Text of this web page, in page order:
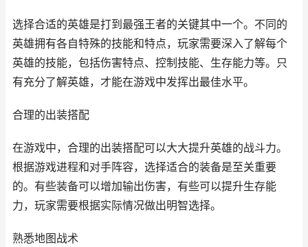
选择合适的英雄是打到最强王者的关键其中一个。不同的
英雄拥有各自特殊的技能和特点，玩家需要深入了解每个
英雄的技能，包括伤害特点、控制技能、生存能力等。只
有充分了解英雄，才能在游戏中发挥出最佳水平。
合理的出装搭配
在游戏中，合理的出装搭配可以大大提升英雄的战斗力。
根据游戏进程和对手阵容，选择适合的装备是至关重要
的。有些装备可以增加输出伤害，有些可以提升生存能
力，玩家需要根据实际情况做出明智选择。
熟悉地图战术